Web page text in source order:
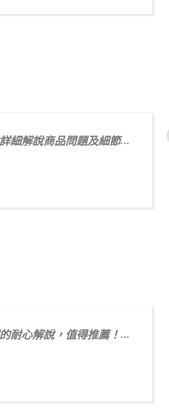
細解說商品問題及細節...
耐心解說，值得推薦！...